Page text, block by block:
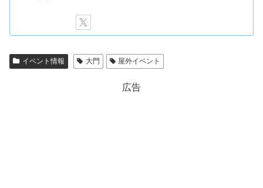
イベント情報 大門 屋外イベント
広告